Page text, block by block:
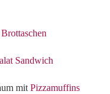
Sandwich
mit Pizzamuffins